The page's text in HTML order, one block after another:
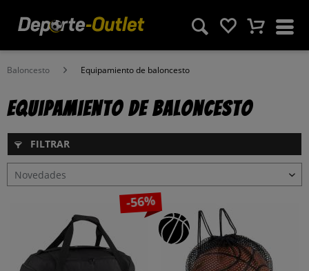
Baloncesto Equipamiento de baloncesto
Equipamiento de baloncesto
FILTRAR
-56%